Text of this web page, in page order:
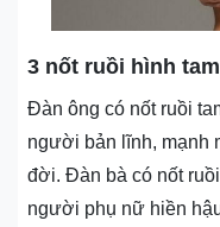
3 nốt ruồi hình
Đàn ông có nốt ruồi
người bản lĩnh, mạnh
đời. Đàn bà có nốt
người phụ nữ hiền